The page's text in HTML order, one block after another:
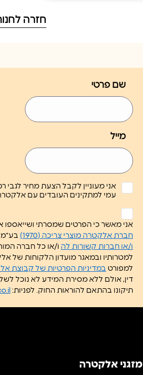
חזרה
שם פרטי
מייל
אני מעוניין לקבל הצעת מחיר
עמי למתקינים העובדים עם
כותרת
אני מאשר כי הפרטים שמסרתי ושייאספו
חברת אלקטרה מוצרי צריכה (1970)
בע"מ ו/או אלקטרה מוצרי צריכה (1951) בע"מ
ו/או חברות קשורות לה ו/או כל חברה
למטרותיו ובמאגר מועדון הלקוחות של
למפורט במדיניות הפרטיות של קבוצת
תיקונו בהתאם להוראות החוק. לפניות:
מזגני אלקטרה